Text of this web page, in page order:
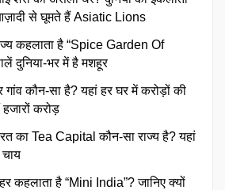
से घूमते हैं Asiatic Lions
कहलाता है “Spice Garden Of
दुनिया-भर में है मशहूर
कौन-सा है? यहां हर घर में करोड़ों की
करोड़
का Tea Capital कौन-सा राज्य है? यहां
कहलाता है “Mini India”? जानिए क्यों